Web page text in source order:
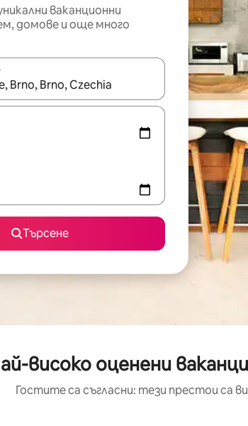
ваканционни
домове и още много
се покажат, използвайте клавишите със
Търсене
високо оценени
Гостите са съгласни: тези престои са